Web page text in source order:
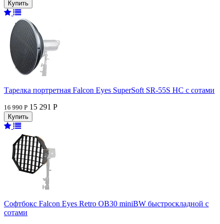
Тарелка портретная Falcon Eyes SuperSoft SR-55S HC c сотами
16 990 Р 15 291 Р
Софтбокс Falcon Eyes Retro OB30 miniBW быстроскладной с
сотами